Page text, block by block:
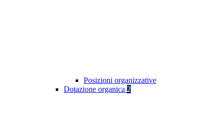
Posizioni organizzative
Dotazione organica 2